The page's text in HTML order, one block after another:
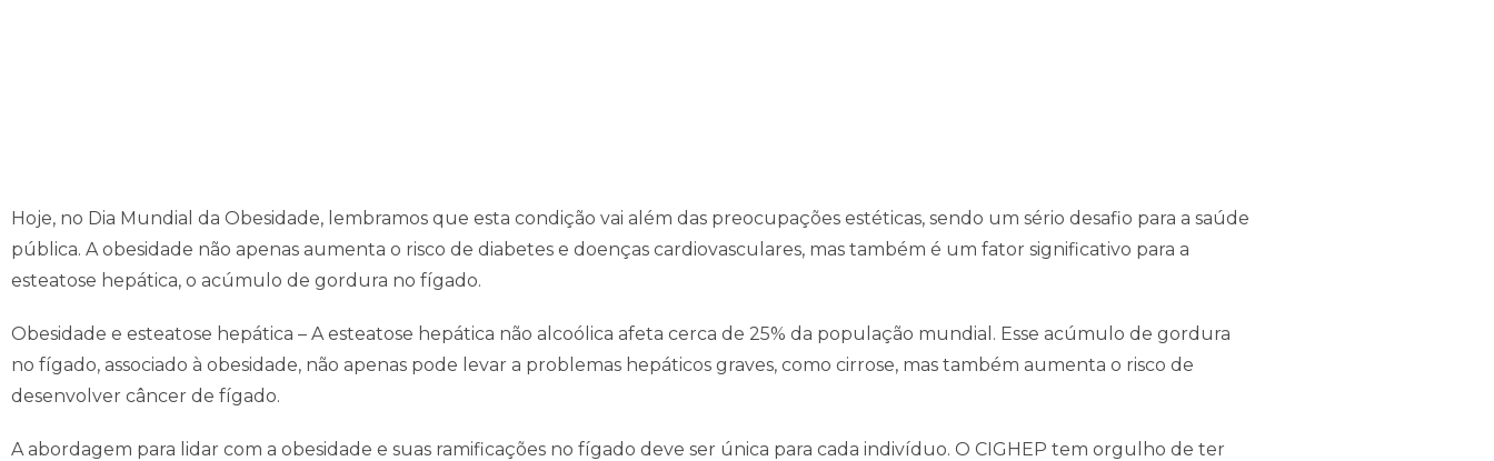
Hoje, no Dia Mundial da Obesidade, lembramos que esta condição vai além das preocupações estéticas, sendo um sério desafio para a saúde
pública. A obesidade não apenas aumenta o risco de diabetes e doenças cardiovasculares, mas também é um fator significativo para a
esteatose hepática, o acúmulo de gordura no fígado.
Obesidade e esteatose hepática – A esteatose hepática não alcoólica afeta cerca de 25% da população mundial. Esse acúmulo de gordura
no fígado, associado à obesidade, não apenas pode levar a problemas hepáticos graves, como cirrose, mas também aumenta o risco de
desenvolver câncer de fígado.
A abordagem para lidar com a obesidade e suas ramificações no fígado deve ser única para cada indivíduo. O CIGHEP tem orgulho de ter